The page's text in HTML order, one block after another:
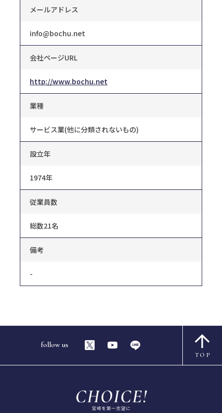
メールアドレス
info@bochu.net
会社ページURL
http://www.bochu.net
業種
サービス業(他に分類されないもの)
設立年
1974年
従業員数
総数21名
備考
-
follow us
TOP